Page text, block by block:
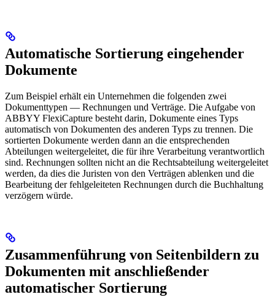
Automatische Sortierung eingehender
Dokumente
Zum Beispiel erhält ein Unternehmen die folgenden zwei
Dokumenttypen — Rechnungen und Verträge. Die Aufgabe von
ABBYY FlexiCapture besteht darin, Dokumente eines Typs
automatisch von Dokumenten des anderen Typs zu trennen. Die
sortierten Dokumente werden dann an die entsprechenden
Abteilungen weitergeleitet, die für ihre Verarbeitung verantwortlich
sind. Rechnungen sollten nicht an die Rechtsabteilung weitergeleitet
werden, da dies die Juristen von den Verträgen ablenken und die
Bearbeitung der fehlgeleiteten Rechnungen durch die Buchhaltung
verzögern würde.
Zusammenführung von Seitenbildern zu
Dokumenten mit anschließender
automatischer Sortierung